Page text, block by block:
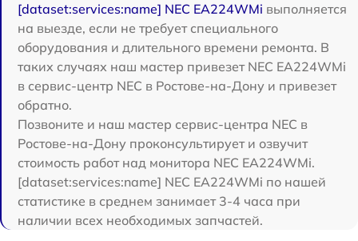
[dataset:services:name] NEC EA224WMi выполняется
на выезде, если не требует специального
оборудования и длительного времени ремонта. В
таких случаях наш мастер привезет NEC EA224WMi
в сервис-центр NEC в Ростове-на-Дону и привезет
обратно.
Позвоните и наш мастер сервис-центра NEC в
Ростове-на-Дону проконсультирует и озвучит
стоимость работ над монитора NEC EA224WMi.
[dataset:services:name] NEC EA224WMi по нашей
статистике в среднем занимает 3-4 часа при
наличии всех необходимых запчастей.